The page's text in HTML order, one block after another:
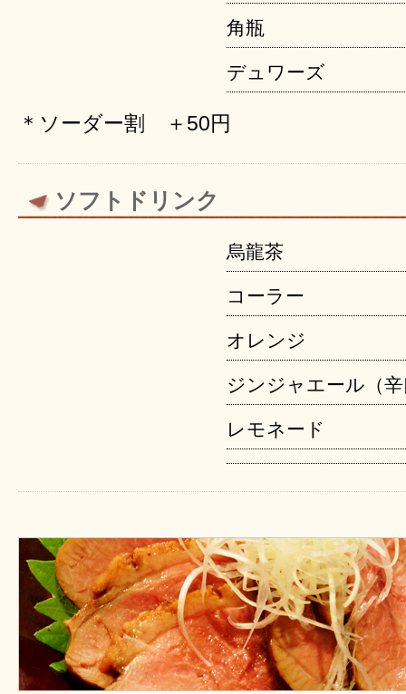
角瓶
デュワーズ
＊ソーダー割 ＋50円
ソフトドリンク
烏龍茶
コーラー
オレンジ
ジンジャエール（
レモネード